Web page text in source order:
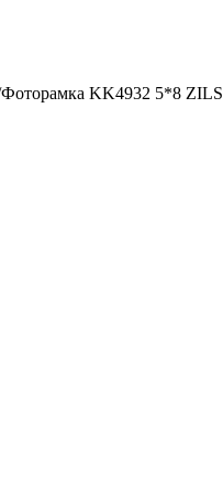
Фоторамка KK4932 5*8 ZILS